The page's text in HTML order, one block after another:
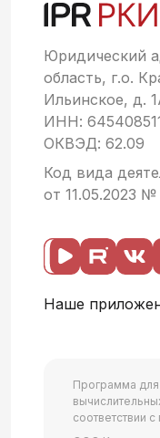
Юридический
область, г.о.
Ильинское, д.
ИНН:
ОКВЭД: 62.09
Код вида
от 11.05.2023 №
Наше
Программа
соответствии